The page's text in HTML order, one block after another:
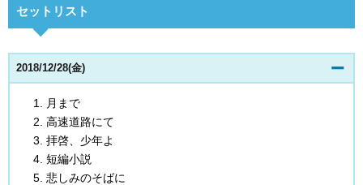
セットリスト
2018/12/28(金)
月まで
高速道路にて
拝啓、少年よ
短編小説
悲しみのそばに